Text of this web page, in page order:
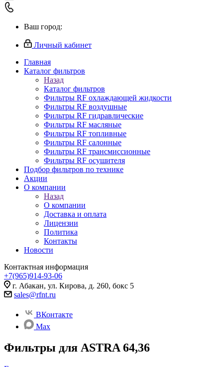
Ваш город:
Личный кабинет
Главная
Каталог фильтров
Назад
Каталог фильтров
Фильтры RF охлаждающей жидкости
Фильтры RF воздушные
Фильтры RF гидравлические
Фильтры RF масляные
Фильтры RF топливные
Фильтры RF салонные
Фильтры RF трансмиссионные
Фильтры RF осушителя
Подбор фильтров по технике
Акции
О компании
Назад
О компании
Доставка и оплата
Лицензии
Политика
Контакты
Новости
Контактная информация
+7(965)914-93-06
г. Абакан, ул. Кирова, д. 260, бокс 5
sales@rfnt.ru
ВКонтакте
Max
Фильтры для ASTRA 64,36